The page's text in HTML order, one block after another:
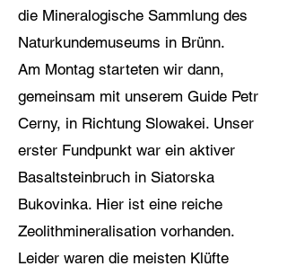
die Mineralogische Sammlung des
Naturkundemuseums in Brünn.
Am Montag starteten wir dann,
gemeinsam mit unserem Guide Petr
Cerny, in Richtung Slowakei. Unser
erster Fundpunkt war ein aktiver
Basaltsteinbruch in Siatorska
Bukovinka. Hier ist eine reiche
Zeolithmineralisation vorhanden.
Leider waren die meisten Klüfte